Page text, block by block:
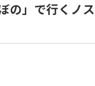
の」で行くノ